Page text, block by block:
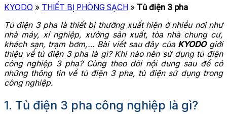
KYODO » THIẾT BỊ PHÒNG SẠCH » Tủ điện 3 pha
Tủ điện 3 pha là thiết bị thường xuất hiện ở nhiều nơi như
nhà máy, xí nghiệp, xưởng sản xuất, tòa nhà chung cư,
khách sạn, trạm bơm,… Bài viết sau đây của KYODOgiới
thiệu về tủ điện 3 pha là gì? Khi nào nên sử dụng tủ điện
công nghiệp 3 pha? Cùng theo dõi nội dung sau để có
những thông tin về tủ điện 3 pha, tủ điện sử dụng trong
công nghiệp.
1. Tủ điện 3 pha công nghiệp là gì?